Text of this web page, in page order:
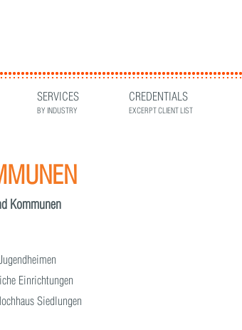
SERVICES
BY INDUSTRY
CREDENTIALS
EXCERPT CLIENT LIST
Kommunen
Einrichtungen
Siedlungen